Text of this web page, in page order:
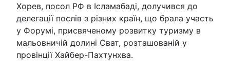
Хорев, посол РФ в Ісламабаді, долучився до
делегації послів з різних країн, що брала участь
у Форумі, присвяченому розвитку туризму в
мальовничій долині Сват, розташованій у
провінції Хайбер-Пахтунхва.